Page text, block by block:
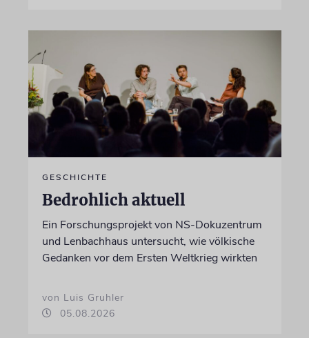
GESCHICHTE
Bedrohlich aktuell
Ein Forschungsprojekt von NS-Dokuzentrum
und Lenbachhaus untersucht, wie völkische
Gedanken vor dem Ersten Weltkrieg wirkten
von Luis Gruhler
05.08.2026